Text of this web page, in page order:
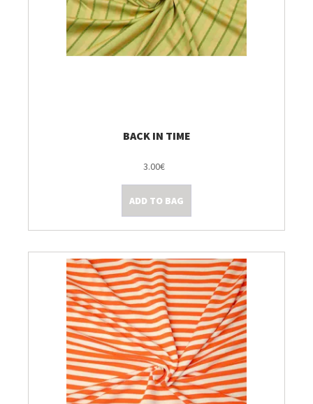
Personal Shop
Gordijnen & Co
Machines en Toebehoren
Tips & Tricks
BACK IN TIME
3.00€
ADD TO BAG